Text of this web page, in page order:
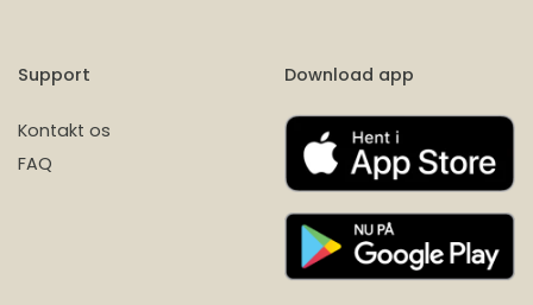
Support
Kontakt os
FAQ
Download app